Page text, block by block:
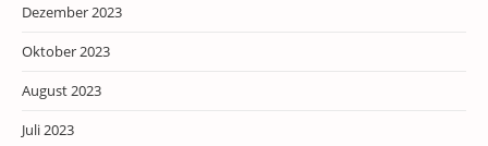
Dezember 2023
Oktober 2023
August 2023
Juli 2023